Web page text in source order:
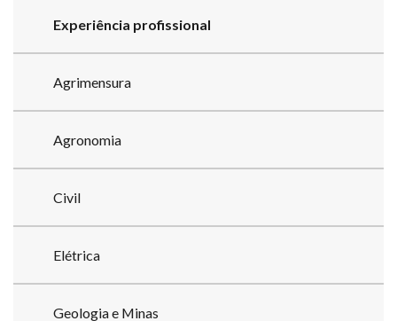
Experiência profissional
Agrimensura
Agronomia
Civil
Elétrica
Geologia e Minas